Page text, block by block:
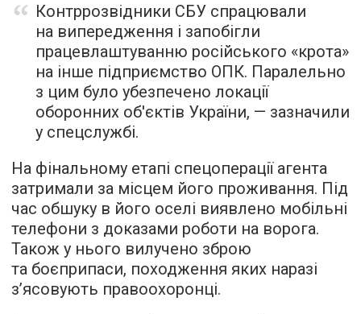
Контррозвідники СБУ спрацювали
на випередження і запобігли
працевлаштуванню російського «крота»
на інше підприємство ОПК. Паралельно
з цим було убезпечено локації
оборонних об'єктів України, — зазначили
у спецслужбі.
На фінальному етапі спецоперації агента
затримали за місцем його проживання. Під
час обшуку в його оселі виявлено мобільні
телефони з доказами роботи на ворога.
Також у нього вилучено зброю
та боєприпаси, походження яких наразі
з’ясовують правоохоронці.